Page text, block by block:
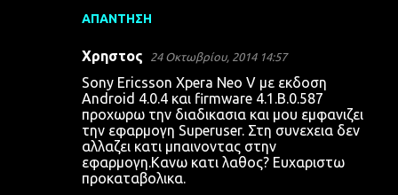
ΑΠΆΝΤΗΣΗ
Χρηστος 24 Οκτωβρίου, 2014 14:57
Sony Ericsson Xpera Neo V με εκδοση
Android 4.0.4 και firmware 4.1.Β.0.587
προχωρω την διαδικασια και μου εμφανιζει
την εφαρμογη Superuser. Στη συνεχεια δεν
αλλαζει κατι μπαινοντας στην
εφαρμογη.Κανω κατι λαθος? Ευχαριστω
προκαταβολικα.